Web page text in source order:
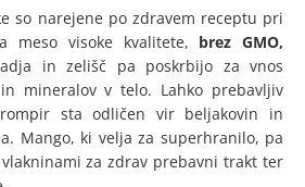
so narejene po zdravem receptu pri
meso visoke kvalitete, brez GMO,
in zelišč pa poskrbijo za vnos
mineralov v telo. Lahko prebavljiv
sta odličen vir beljakovin in
Mango, ki velja za superhranilo, pa
za zdrav prebavni trakt ter